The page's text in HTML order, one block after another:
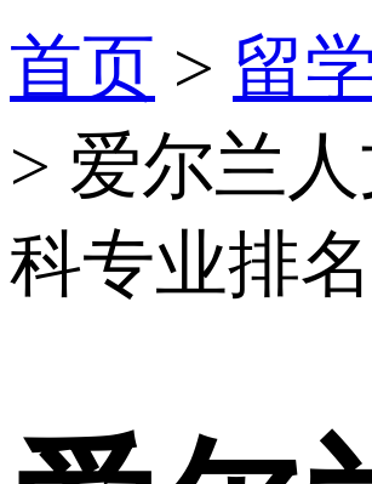
首页 > 留
> 爱尔兰
科专业排名